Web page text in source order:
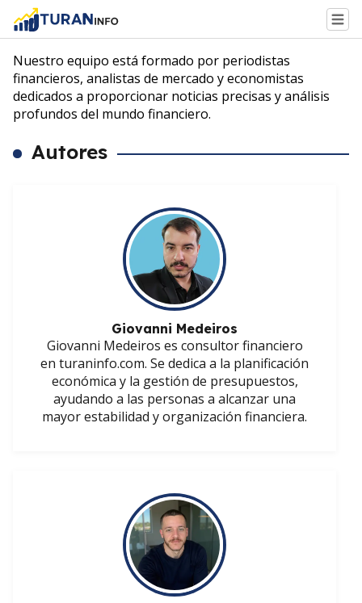
Nuestro equipo está formado por periodistas
financieros, analistas de mercado y economistas
dedicados a proporcionar noticias precisas y análisis
profundos del mundo financiero.
Autores
Giovanni Medeiros
Giovanni Medeiros es consultor financiero
en turaninfo.com. Se dedica a la planificación
económica y la gestión de presupuestos,
ayudando a las personas a alcanzar una
mayor estabilidad y organización financiera.